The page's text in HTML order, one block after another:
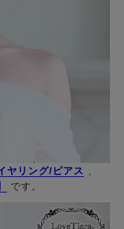
ヤリング/ピアス
です。